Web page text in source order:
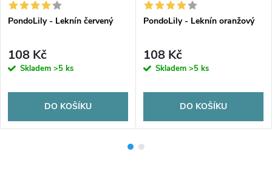
PondoLily - Leknín červený
108 Kč
Skladem >5 ks
DO KOŠÍKU
PondoLily - Leknín oranžový
108 Kč
Skladem >5 ks
DO KOŠÍKU